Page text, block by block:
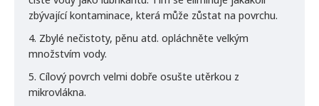
zbývající kontaminace, která může zůstat na povrchu.
4. Zbylé nečistoty, pěnu atd. opláchněte velkým
množstvím vody.
5. Cílový povrch velmi dobře osušte utěrkou z
mikrovlákna.